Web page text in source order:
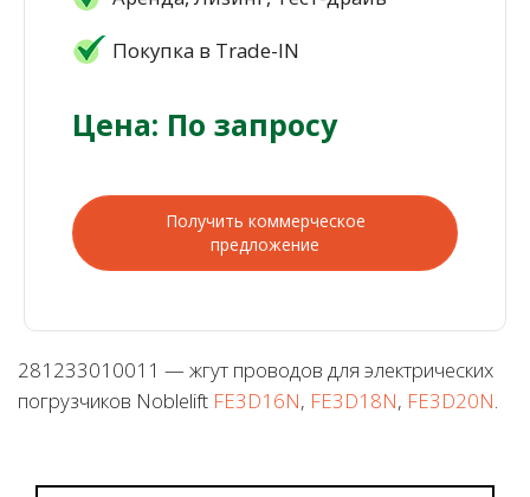
Покупка в Trade-IN
Цена: По запросу
Получить коммерческое
предложение
281233010011 — жгут проводов для электрических
погрузчиков Noblelift FE3D16N, FE3D18N, FE3D20N.